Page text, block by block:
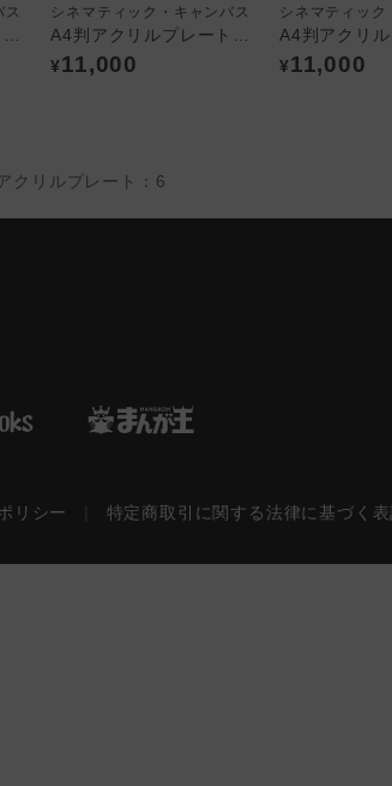
ス シネマティック・キャンバス
¥11,000
シネマティック
¥11,000
クリルプレート：6
リシー 特定商取引に関する法律に基づく表